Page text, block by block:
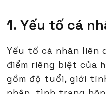
1. Yếu tố cá
Yếu tố cá nhân liên
điểm riêng biệt của
gồm độ tuổi, giới